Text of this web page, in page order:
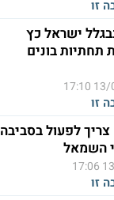
זו
ישראל כץ
תחתיות בונים
13/
זו
לפעול בסביבה
השמאל
זו